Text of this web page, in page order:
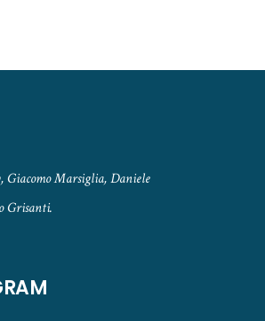
Giacomo Marsiglia, Daniele
Grisanti.